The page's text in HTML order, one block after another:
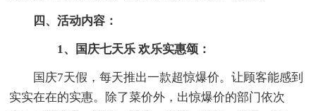
四、活动内容：
1、国庆七天乐 欢乐实惠颂：
国庆7天假，每天推出一款超惊爆价。让顾客能感到
实实在在的实惠。除了菜价外，出惊爆价的部门依次